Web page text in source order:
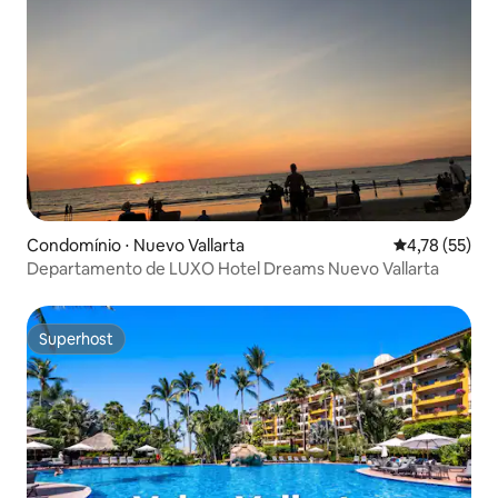
Condomínio ⋅ Nuevo Vallarta 4,78 de uma
4,78 (55)
Departamento de LUXO Hotel Dreams Nuevo Vallarta
Superhost
Superhost